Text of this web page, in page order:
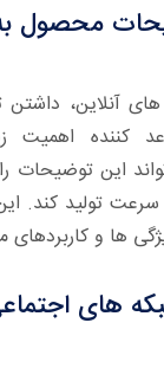
محصول
های آنلاین،
کننده اهمیت
این توضیحات را
تولید کند.
ها و
های